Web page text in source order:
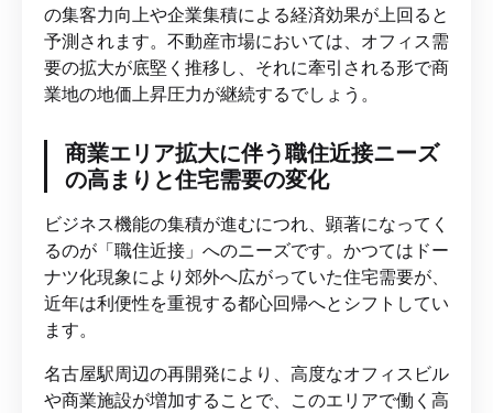
の集客力向上や企業集積による経済効果が上回ると
予測されます。不動産市場においては、オフィス需
要の拡大が底堅く推移し、それに牽引される形で商
業地の地価上昇圧力が継続するでしょう。
商業エリア拡大に伴う職住近接ニーズ
の高まりと住宅需要の変化
ビジネス機能の集積が進むにつれ、顕著になってく
るのが「職住近接」へのニーズです。かつてはドー
ナツ化現象により郊外へ広がっていた住宅需要が、
近年は利便性を重視する都心回帰へとシフトしてい
ます。
名古屋駅周辺の再開発により、高度なオフィスビル
や商業施設が増加することで、このエリアで働く高